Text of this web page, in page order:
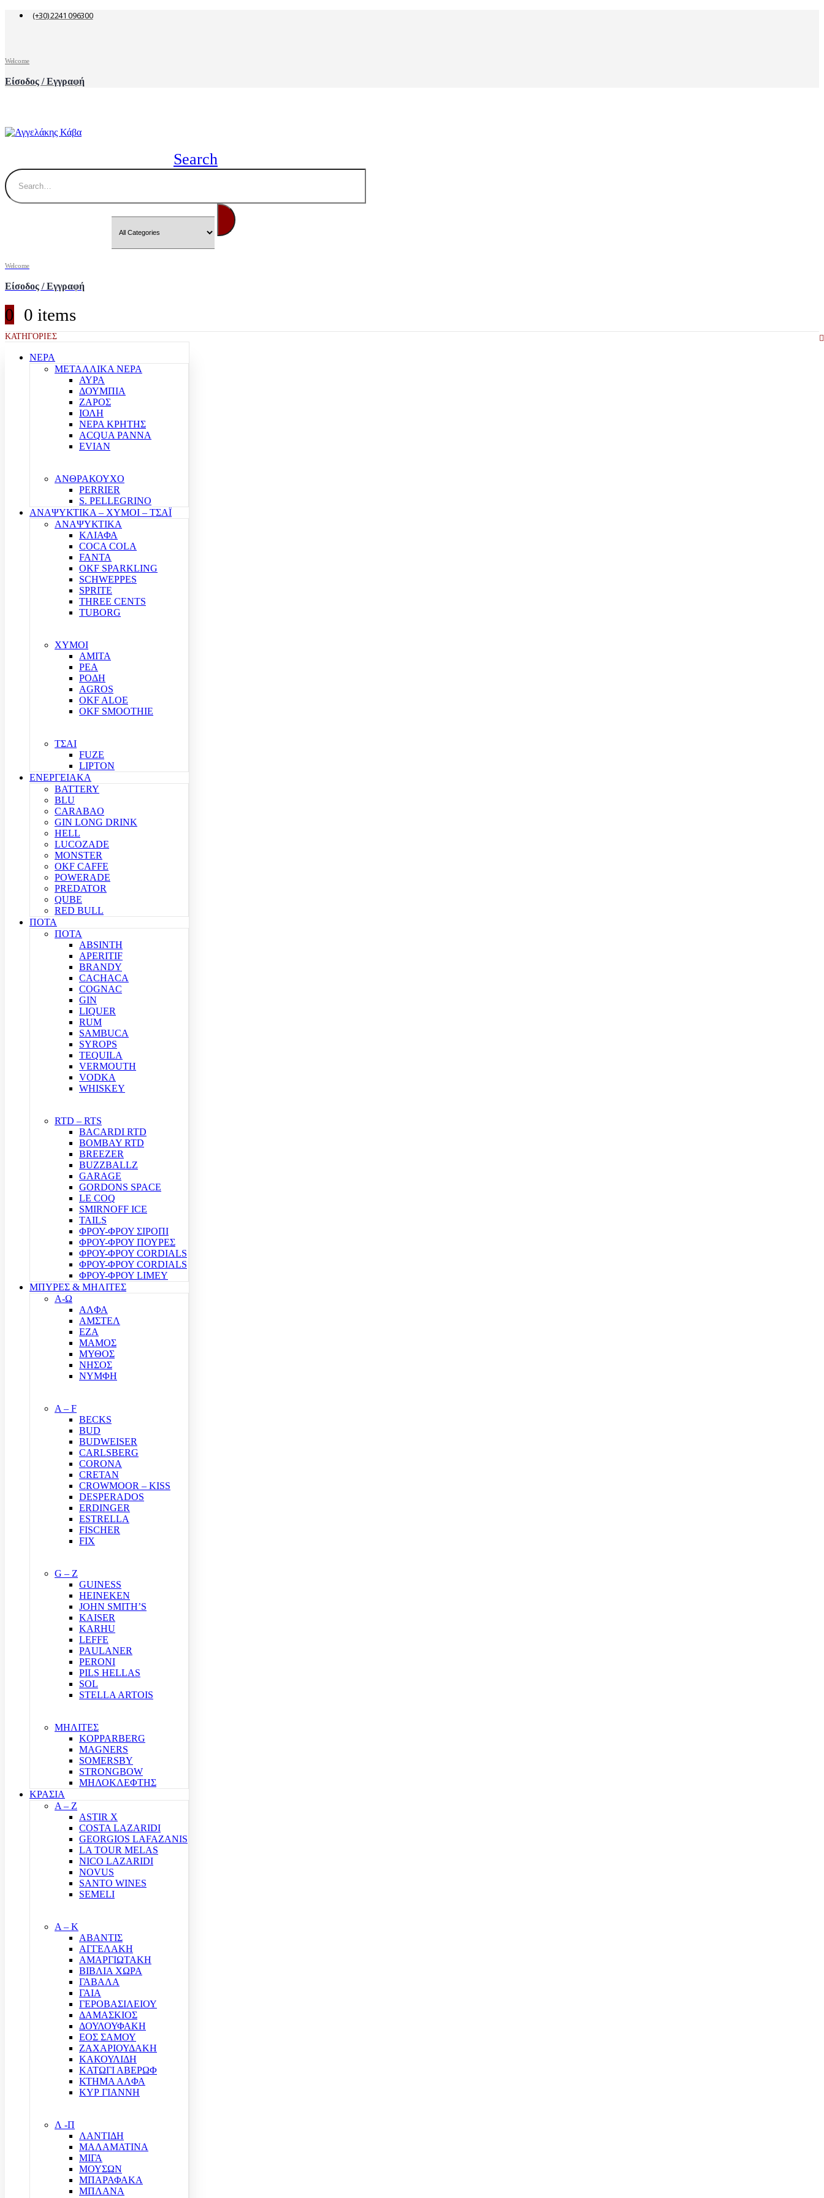
(+30) 2241 096300
Welcome
Είσοδος / Εγγραφή
Search
Welcome
Είσοδος / Εγγραφή
0 0 items
ΚΑΤΗΓΟΡΙΕΣ
ΝΕΡΑ
ΜΕΤΑΛΛΙΚΑ ΝΕΡΑ
ΑΥΡΑ
ΔΟΥΜΠΙΑ
ΖΑΡΟΣ
ΙΟΛΗ
ΝΕΡΑ ΚΡΗΤΗΣ
ACQUA PANNA
EVIAN
ΑΝΘΡΑΚΟΥΧΟ
PERRIER
S. PELLEGRINO
ΑΝΑΨΥΚΤΙΚΑ – ΧΥΜΟΙ – ΤΣΑΪ
ΑΝΑΨΥΚΤΙΚΑ
ΚΛΙΑΦΑ
COCA COLA
FANTA
OKF SPARKLING
SCHWEPPES
SPRITE
THREE CENTS
TUBORG
ΧΥΜΟΙ
ΑΜΙΤΑ
ΡΕΑ
ΡΟΔΗ
AGROS
OKF ALOE
OKF SMOOTHIE
ΤΣΑΙ
FUZE
LIPTON
ΕΝΕΡΓΕΙΑΚΑ
BATTERY
BLU
CARABAO
GIN LONG DRINK
HELL
LUCOZADE
MONSTER
OKF CAFFE
POWERADE
PREDATOR
QUBE
RED BULL
ΠΟΤΑ
ΠΟΤΑ
ABSINTH
APERITIF
BRANDY
CACHACA
COGNAC
GIN
LIQUER
RUM
SAMBUCA
SYROPS
TEQUILA
VERMOUTH
VODKA
WHISKEY
RTD – RTS
BACARDI RTD
BOMBAY RTD
BREEZER
BUZZBALLZ
GARAGE
GORDONS SPACE
LE COQ
SMIRNOFF ICE
TAILS
ΦΡΟΥ-ΦΡΟΥ ΣΙΡΟΠΙ
ΦΡΟΥ-ΦΡΟΥ ΠΟΥΡΕΣ
ΦΡΟΥ-ΦΡΟΥ CORDIALS
ΦΡΟΥ-ΦΡΟΥ CORDIALS
ΦΡΟΥ-ΦΡΟΥ LIMEY
ΜΠΥΡΕΣ & ΜΗΛΙΤΕΣ
Α-Ω
ΑΛΦΑ
ΑΜΣΤΕΛ
ΕΖΑ
ΜΑΜΟΣ
ΜΥΘΟΣ
ΝΗΣΟΣ
ΝΥΜΦΗ
A – F
BECKS
BUD
BUDWEISER
CARLSBERG
CORONA
CRETAN
CROWMOOR – KISS
DESPERADOS
ERDINGER
ESTRELLA
FISCHER
FIX
G – Z
GUINESS
HEINEKEN
JOHN SMITH’S
KAISER
KARHU
LEFFE
PAULANER
PERONI
PILS HELLAS
SOL
STELLA ARTOIS
ΜΗΛΙΤΕΣ
KOPPARBERG
MAGNERS
SOMERSBY
STRONGBOW
ΜΗΛΟΚΛΕΦΤΗΣ
ΚΡΑΣΙΑ
A – Z
ASTIR X
COSTA LAZARIDI
GEORGIOS LAFAZANIS
LA TOUR MELAS
NICO LAZARIDI
NOVUS
SANTO WINES
SEMELI
Α – Κ
ΑΒΑΝΤΙΣ
ΑΓΓΕΛΑΚΗ
ΑΜΑΡΓΙΩΤΑΚΗ
ΒΙΒΛΙΑ ΧΩΡΑ
ΓΑΒΑΛΑ
ΓΑΙΑ
ΓΕΡΟΒΑΣΙΛΕΙΟΥ
ΔΑΜΑΣΚΙΟΣ
ΔΟΥΛΟΥΦΑΚΗ
ΕΟΣ ΣΑΜΟΥ
ΖΑΧΑΡΙΟΥΔΑΚΗ
ΚΑΚΟΥΛΙΔΗ
ΚΑΤΩΓΙ ΑΒΕΡΩΦ
ΚΤΗΜΑ ΑΛΦΑ
ΚΥΡ ΓΙΑΝΝΗ
Λ -Π
ΛΑΝΤΙΔΗ
ΜΑΛΑΜΑΤΙΝΑ
ΜΙΓΑ
ΜΟΥΣΩΝ
ΜΠΑΡΑΦΑΚΑ
ΜΠΛΑΝΑ